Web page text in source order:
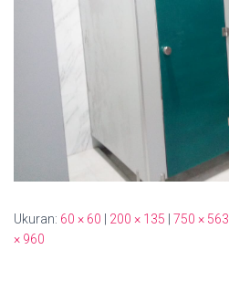
Ukuran: 60 × 60 | 200 × 135 | 750 × 563
× 960